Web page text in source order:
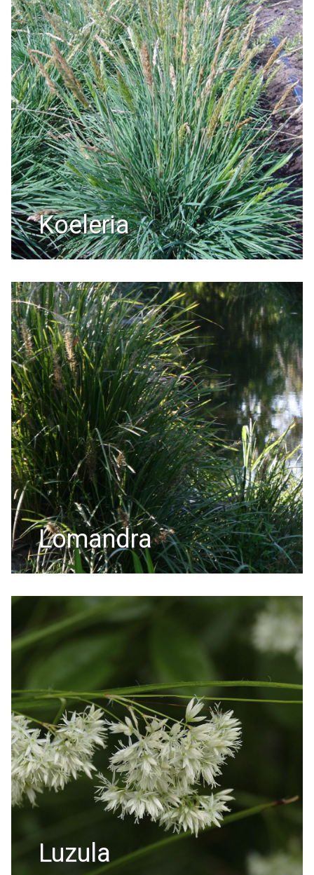
koeleria
lomandra
luzula